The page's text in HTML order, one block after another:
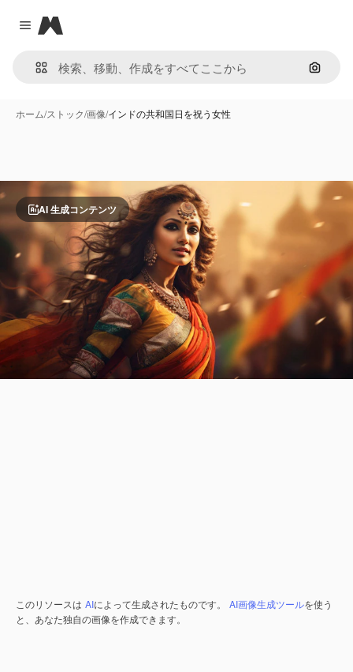
Close menu
Magnific
画像で
ホーム/ストック/画像/インドの共和国日を祝う女性
AI 生成コンテンツ
このリソースは AIによって生成されたものです。 AI画像生成ツールを使う
と、あなた独自の画像を作成できます。